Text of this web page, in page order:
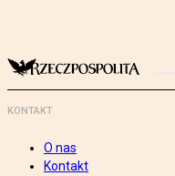
KONTAKT
O nas
Kontakt